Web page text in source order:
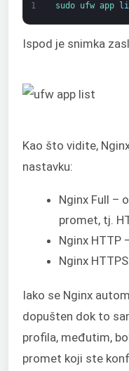
1 sudo ufw app
Ispod je snimka
Kao što vidite,
nastavku:
Nginx Full –
promet, tj.
Nginx HTTP
Nginx
Iako se Nginx
dopušten dok to
profila, međutim,
promet koji ste